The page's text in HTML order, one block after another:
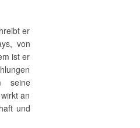
er
von
ist er
seine
an
und